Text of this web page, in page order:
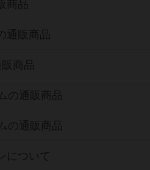
商品
通販商品
商品
の通販商品
の通販商品
について